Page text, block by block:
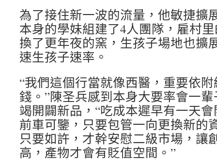
為了接住新一波的流量，他敏捷擴
本身的學妹組建了4人團隊，雇村
換了更年夜的窯，生孩子場地也擴
速生孩子速率。
“我們這個行當就像西醫，重要依
錢。”陳圣兵感到本身大要率會一
竭開闢新品，“吃成本遲早有一天
前車可鑒，只要包管一向更換新的
只要如許，才幹安慰二級市場，讓
高，產物才會有貶值空間。”